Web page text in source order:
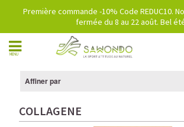
Première commande -10% Code REDUC10.
fermée du 8 au 22 août. Bel
MENU
Affiner par
COLLAGENE